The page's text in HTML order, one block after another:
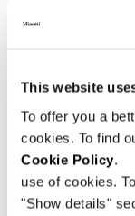
This website
To offer you a
cookies. To find
Cookie Policy.
use of cookies.
"Show details"